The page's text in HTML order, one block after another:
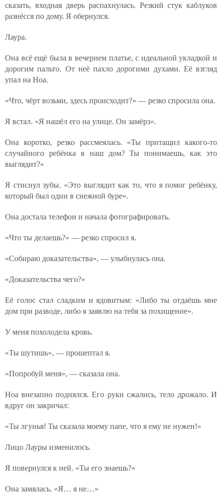
сказать, входная дверь распахнулась. Резкий стук каблуков
разнёсся по дому. Я обернулся.
Лаура.
Она всё ещё была в вечернем платье, с идеальной укладкой и
дорогим пальто. От неё пахло дорогими духами. Её взгляд
упал на Ноа.
«Что, чёрт возьми, здесь происходит?» — резко спросила она.
Я встал. «Я нашёл его на улице. Он замёрз».
Она коротко, резко рассмеялась. «Ты притащил какого-то
случайного ребёнка в наш дом? Ты понимаешь, как это
выглядит?»
Я стиснул зубы. «Это выглядит как то, что я помог ребёнку,
который был один в снежной буре».
Она достала телефон и начала фотографировать.
«Что ты делаешь?» — резко спросил я.
«Собираю доказательства», — улыбнулась она.
«Доказательства чего?»
Её голос стал сладким и ядовитым: «Либо ты отдаёшь мне
дом при разводе, либо я заявлю на тебя за похищение».
У меня похолодела кровь.
«Ты шутишь», — прошептал я.
«Попробуй меня», — сказала она.
Ноа внезапно поднялся. Его руки сжались, тело дрожало. И
вдруг он закричал:
«Ты лгунья! Ты сказала моему папе, что я ему не нужен!»
Лицо Лауры изменилось.
Я повернулся к ней. «Ты его знаешь?»
Она замялась. «Я… я не…»